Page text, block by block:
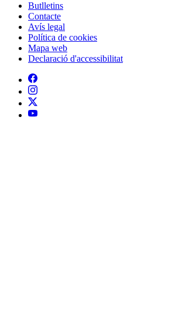
Peu
Butlletins
Contacte
Avís legal
Política de cookies
Mapa web
Declaració d'accessibilitat